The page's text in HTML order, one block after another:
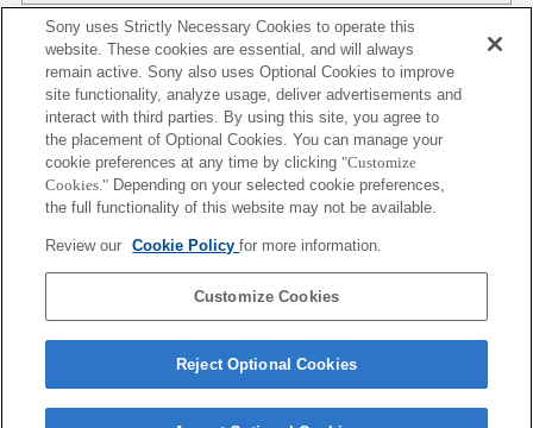
プレスリリース
環境情報
Sony uses Strictly Necessary Cookies to operate this
website. These cookies are essential, and will always
remain active. Sony also uses Optional Cookies to improve
site functionality, analyze usage, deliver advertisements and
interact with third parties. By using this site, you agree to
the placement of Optional Cookies. You can manage your
cookie preferences at any time by clicking "Customize
Cookies." Depending on your selected cookie preferences,
the full functionality of this website may not be available.
Review our Cookie Policyfor more information.
Customize Cookies
Reject Optional Cookies